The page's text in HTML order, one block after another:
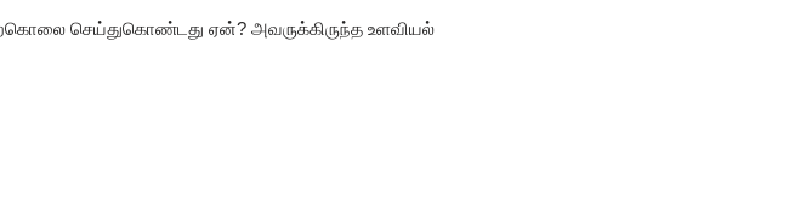
செய்துகொண்டது ஏன்? அவருக்கிருந்த உளவியல்